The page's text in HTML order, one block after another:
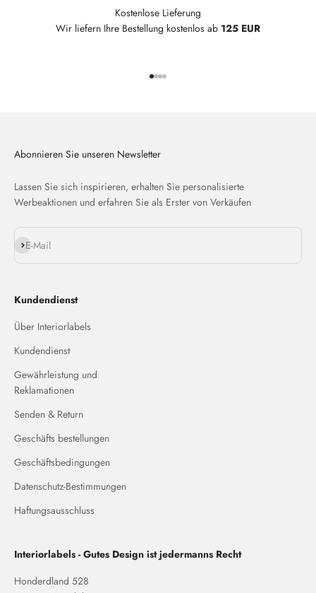
Kostenlose Lieferung
Wir liefern Ihre Bestellung kostenlos ab 125 EUR
Abonnieren Sie unseren Newsletter
Lassen Sie sich inspirieren, erhalten Sie personalisierte
Werbeaktionen und erfahren Sie als Erster von Verkäufen
E-Mail
Abonnieren
Kundendienst
Über Interiorlabels
Kundendienst
Gewährleistung und
Reklamationen
Senden & Return
Geschäfts bestellungen
Geschäftsbedingungen
Datenschutz-Bestimmungen
Haftungsausschluss
Interiorlabels - Gutes Design ist jedermanns Recht
Honderdland 528